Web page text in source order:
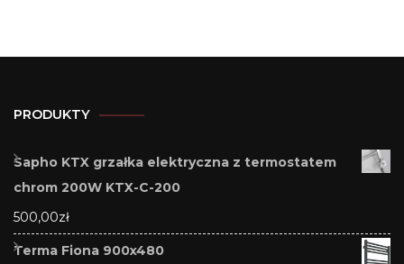
PRODUKTY
Sapho KTX grzałka elektryczna z termostatem
chrom 200W KTX-C-200
500,00zł
Terma Fiona 900x480